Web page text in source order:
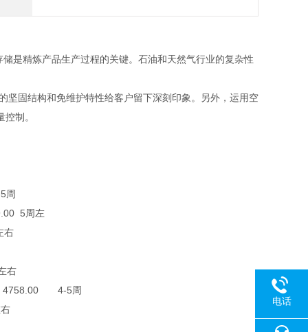
是精炼产品生产过程的关键。石油和天然气行业的复杂性
坚固结构和免维护特性给客户留下深刻印象。另外，运用空
制。
周
5周左
右
4758.00 4-5周
电话